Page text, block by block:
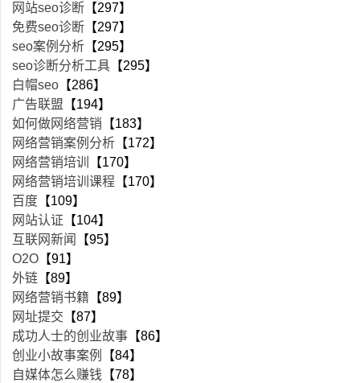
网站seo诊断 【297】
免费seo诊断 【297】
seo案例分析 【295】
seo诊断分析工具 【295】
白帽seo 【286】
广告联盟 【194】
如何做网络营销 【183】
网络营销案例分析 【172】
网络营销培训
【170】
网络营销培训课程 【170】
百度 【109】
网站认证 【104】
互联网新闻
【95】
O2O 【91】
外链 【89】
网络营销书籍 【89】
网址提交 【87】
成功人士的创业故事 【86】
创业小故事案例
【84】
自媒体怎么赚钱 【78】